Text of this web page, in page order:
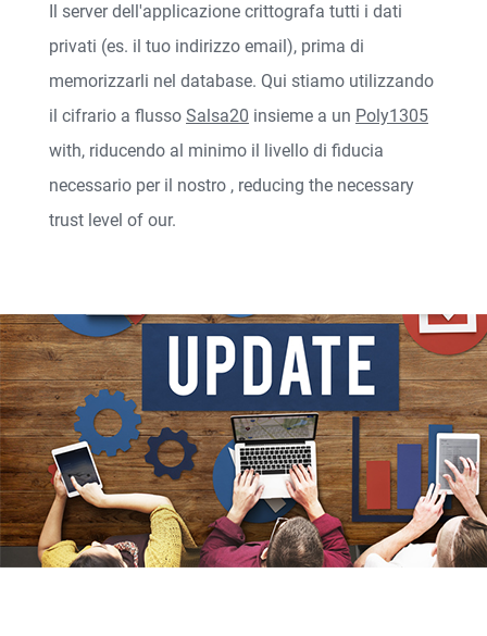
Il server dell'applicazione crittografa tutti i dati
privati (es. il tuo indirizzo email), prima di
memorizzarli nel database. Qui stiamo utilizzando
il cifrario a flusso Salsa20 insieme a un Poly1305
with, riducendo al minimo il livello di fiducia
necessario per il nostro , reducing the necessary
trust level of our.